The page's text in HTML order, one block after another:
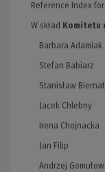
Reference Index
W skład Komitetu
Barbara Adamiak
Stefan Babiarz
Stanisław Biernat
Jacek Chlebny
Irena Chojnacka
Jan Filip
Andrzej